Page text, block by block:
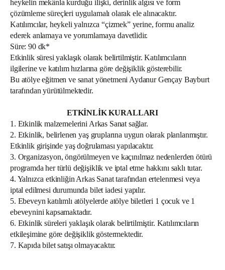
heykelin mekânla kurduğu ilişki, derinlik algısı ve form
çözümleme süreçleri uygulamalı olarak ele alınacaktır.
Katılımcılar, heykeli yalnızca “çizmek” yerine, formu analiz
ederek anlamaya ve yorumlamaya davetlidir.
Süre: 90 dk*
Etkinlik süresi yaklaşık olarak belirtilmiştir. Katılımcıların
ilgilerine ve katılım hızlarına göre değişiklik gösterebilir.
Bu atölye eğitmen ve sanat yönetmeni Aydanur Gençay Bayburt
tarafından yürütülmektedir.
ETKİNLİK KURALLARI
1. Etkinlik malzemelerini Arkas Sanat sağlar.
2. Etkinlik, belirlenen yaş gruplarına uygun olarak planlanmıştır.
Etkinlik girişinde yaş doğrulaması yapılacaktır.
3. Organizasyon, öngörülmeyen ve kaçınılmaz nedenlerden ötürü
programda her türlü değişiklik ve iptal etme hakkını saklı tutar.
4. Yalnızca etkinliğin Arkas Sanat tarafından ertelenmesi veya
iptal edilmesi durumunda bilet iadesi yapılır.
5. Ebeveyn katılımlı atölyelerde atölye biletleri 1 çocuk ve 1
ebeveynini kapsamaktadır.
6. Etkinlik süreleri yaklaşık olarak belirtilmiştir. Katılımcıların
etkileşimine göre değişiklik göstermektedir.
7. Kapıda bilet satışı olmayacaktır.